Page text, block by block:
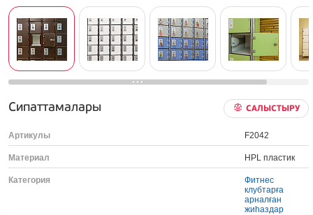
Сипаттамалары САЛЫСТЫРУ
Артикулы F2042
Материал HPL пластик
Категория
Фитнес
клубтарға
арналған
жиһаздар